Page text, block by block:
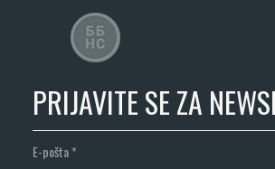
PRIJAVITE SE ZA
E-pošta*